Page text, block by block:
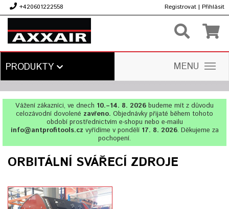
+420601222558 Registrovat | Přihlásit
PRODUKTY MENU
Vážení zákazníci, ve dnech 10.–14. 8. 2026 budeme mít z důvodu
celozávodní dovolené zavřeno. Objednávky přijaté během tohoto
období prostřednictvím e-shopu nebo e-mailu
info@antprofitools.cz vyřídíme v pondělí 17. 8. 2026. Děkujeme za
pochopení.
ORBITÁLNÍ SVÁŘECÍ ZDROJE